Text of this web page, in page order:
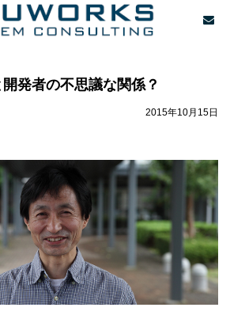
発者の不思議な関係？
2015年10月15日